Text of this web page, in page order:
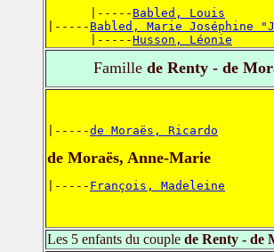
      |-----
Babled, Louis
|----- Babled, Marie Joséphine
      |-----
Husson, Léonie
Famillede Renty - de
|-----de Moraës, Ricardo
de Moraës, Anne-Marie
|----- François, Madeleine
Les 5 enfants du couple de Renty - de